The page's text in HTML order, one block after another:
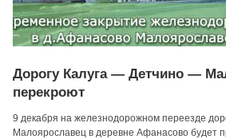
Дорогу Калуга — Детчино —
перекроют
9 декабря на железнодорожном переезде
Малоярославец в деревне Афанасово будет